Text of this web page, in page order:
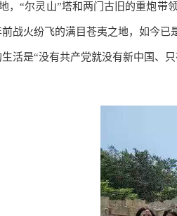
，“尔灵山”塔和两门古旧的重炮
战火纷飞的满目苍夷之地，如今
活是“没有共产党就没有新中国、